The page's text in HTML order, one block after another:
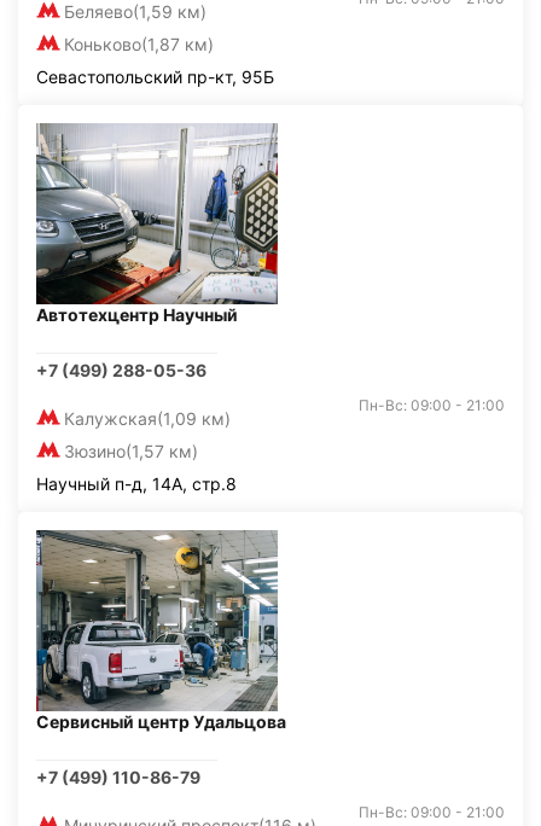
Беляево(1,59 км)
Коньково(1,87 км)
Севастопольский пр-кт, 95Б
Автотехцентр Научный
+7 (499) 288-05-36
Калужская(1,09 км)
Зюзино(1,57 км)
Пн-Вс: 09:00 - 21:00
Научный п-д, 14А, стр.8
Сервисный центр Удальцова
+7 (499) 110-86-79
Пн-Вс: 09:00 - 21:00